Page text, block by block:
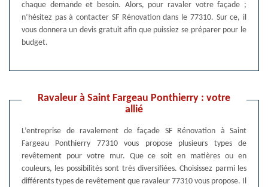
chaque demande et besoin. Alors, pour ravaler votre façade ;
n’hésitez pas à contacter SF Rénovation dans le 77310. Sur ce, il
vous donnera un devis gratuit afin que puissiez se préparer pour le
budget.
Ravaleur à Saint Fargeau Ponthierry : votre
allié
L’entreprise de ravalement de façade SF Rénovation à Saint
Fargeau Ponthierry 77310 vous propose plusieurs types de
revêtement pour votre mur. Que ce soit en matières ou en
couleurs, les possibilités sont très diversifiées. Choisissez parmi les
différents types de revêtement que ravaleur 77310 vous propose. Il